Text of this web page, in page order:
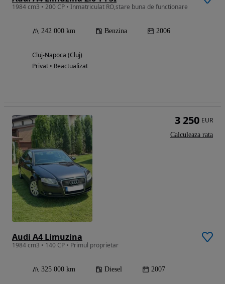
1984 cm3 • 200 CP • Inmatriculat RO,stare buna de functionare
242 000 km Benzina 2006
Cluj-Napoca (Cluj)
Privat • Reactualizat
Audi A4 Limuzina
1984 cm3 • 140 CP • Primul proprietar
325 000 km Diesel 2007
3 250 EUR
Calculeaza rata